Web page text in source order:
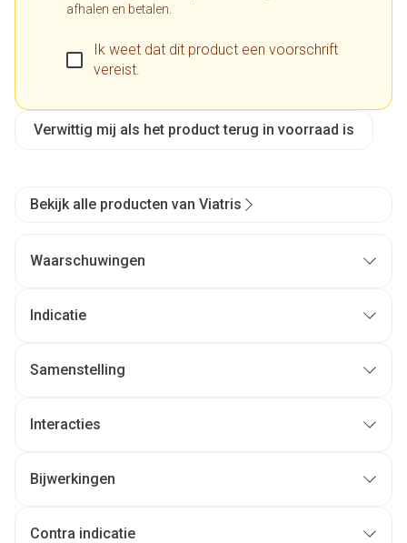
afhalen en betalen.
Ik weet dat dit product een voorschrift
vereist.
Verwittig mij als het product terug in voorraad is
Bekijk alle producten van Viatris
Waarschuwingen
Indicatie
Samenstelling
Interacties
Bijwerkingen
Contra indicatie